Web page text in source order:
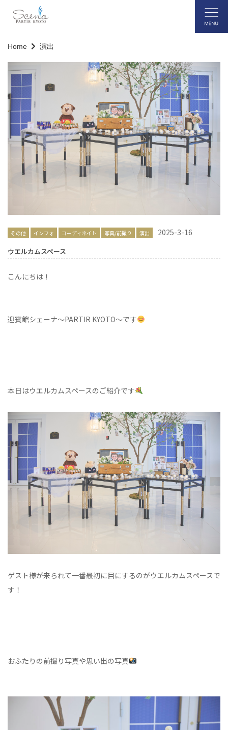
Home 演出
その他 インフォ コーディネイト 写真/前撮り 演出 2025-3-16
ウエルカムスペース
こんにちは！
迎賓館シェーナ～PARTIR KYOTO～です
本日はウエルカムスペースのご紹介です
ゲスト様が来られて一番最初に目にするのがウエルカムスペースで
す！
おふたりの前撮り写真や思い出の写真